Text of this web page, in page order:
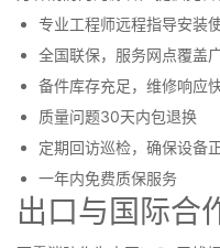
专业工程师远程指导安装
全国联保，服务网点覆盖
备件库存充足，维修响应
质量问题30天内包退换
定期回访巡检，确保设备
一年内免费质保服务
出口与国际合